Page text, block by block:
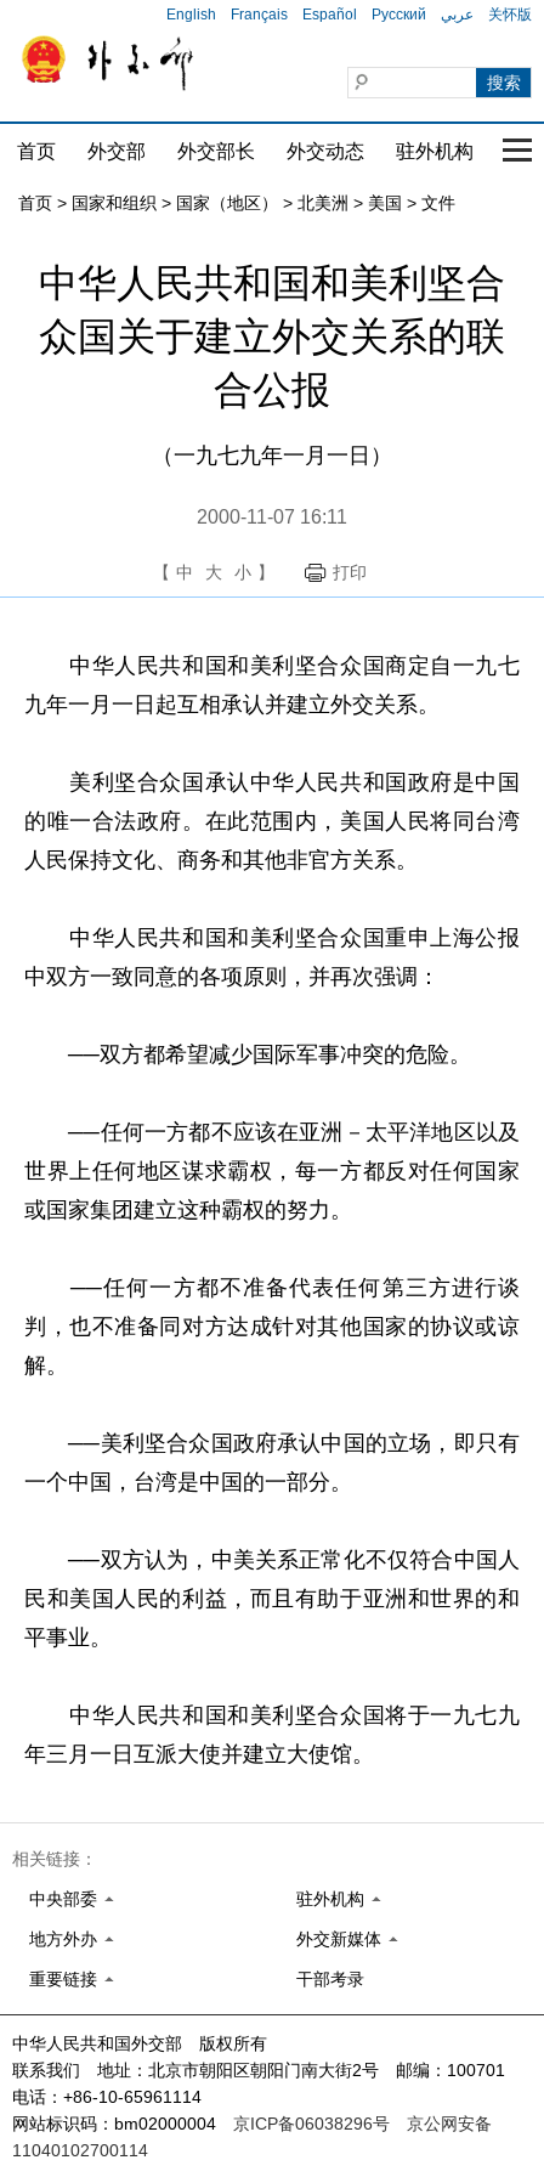
English Français Español Русский عربي 关怀版
首页 外交部 外交部长 外交动态 驻外机构 国
首页 > 国家和组织 > 国家（地区） > 北美洲 > 美国 > 文件
中华人民共和国和美利坚合
众国关于建立外交关系的联
合公报
（一九七九年一月一日）
2000-11-07 16:11
【 中 大 小 】 打印
中华人民共和国和美利坚合众国商定自一九七
九年一月一日起互相承认并建立外交关系。
美利坚合众国承认中华人民共和国政府是中国
的唯一合法政府。在此范围内，美国人民将同台湾
人民保持文化、商务和其他非官方关系。
中华人民共和国和美利坚合众国重申上海公报
中双方一致同意的各项原则，并再次强调：
──双方都希望减少国际军事冲突的危险。
──任何一方都不应该在亚洲－太平洋地区以及
世界上任何地区谋求霸权，每一方都反对任何国家
或国家集团建立这种霸权的努力。
──任何一方都不准备代表任何第三方进行谈
判，也不准备同对方达成针对其他国家的协议或谅
解。
──美利坚合众国政府承认中国的立场，即只有
一个中国，台湾是中国的一部分。
──双方认为，中美关系正常化不仅符合中国人
民和美国人民的利益，而且有助于亚洲和世界的和
平事业。
中华人民共和国和美利坚合众国将于一九七九
年三月一日互派大使并建立大使馆。
相关链接：
中央部委 驻外机构
地方外办 外交新媒体
重要链接 干部考录
中华人民共和国外交部 版权所有
联系我们 地址：北京市朝阳区朝阳门南大街2号 邮编：100701
电话：+86-10-65961114
网站标识码：bm02000004 京ICP备06038296号
京公网安备
11040102700114